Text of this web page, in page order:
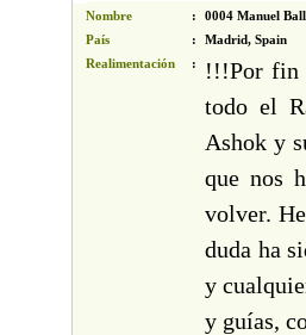
Nombre :
0004 Manuel
País
:
Madrid, Spain
Realimentación
:
!!!Por fin
todo el
Ashok y
que nos
volver.
duda ha
y
y guías,